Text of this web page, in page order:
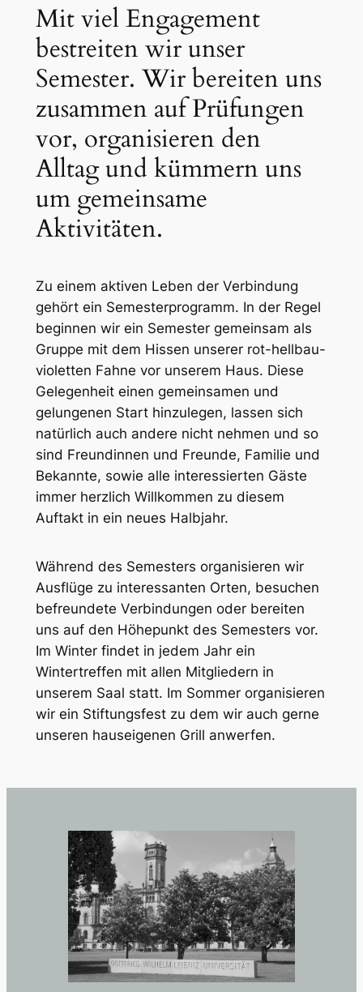
Mit viel Engagement
bestreiten wir unser
Semester. Wir bereiten uns
zusammen auf Prüfungen
vor, organisieren den
Alltag und kümmern uns
um gemeinsame
Aktivitäten.
Zu einem aktiven Leben der Verbindung
gehört ein Semesterprogramm. In der Regel
beginnen wir ein Semester gemeinsam als
Gruppe mit dem Hissen unserer rot-hellbau-
violetten Fahne vor unserem Haus. Diese
Gelegenheit einen gemeinsamen und
gelungenen Start hinzulegen, lassen sich
natürlich auch andere nicht nehmen und so
sind Freundinnen und Freunde, Familie und
Bekannte, sowie alle interessierten Gäste
immer herzlich Willkommen zu diesem
Auftakt in ein neues Halbjahr.
Während des Semesters organisieren wir
Ausflüge zu interessanten Orten, besuchen
befreundete Verbindungen oder bereiten
uns auf den Höhepunkt des Semesters vor.
Im Winter findet in jedem Jahr ein
Wintertreffen mit allen Mitgliedern in
unserem Saal statt. Im Sommer organisieren
wir ein Stiftungsfest zu dem wir auch gerne
unseren hauseigenen Grill anwerfen.